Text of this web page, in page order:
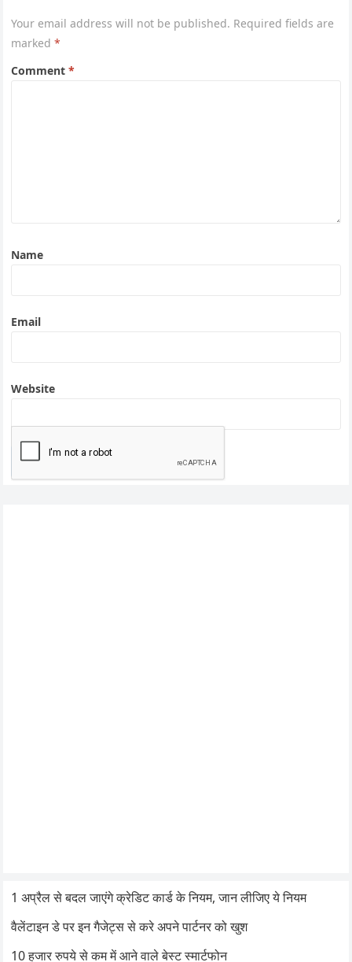
Your email address will not be published. Required fields are
marked*
Comment*
Name
Email
Website
1 अप्रैल से बदल जाएंगे क्रेडिट कार्ड के नियम, जान लीजिए ये नियम
वैलेंटाइन डे पर इन गैजेट्स से करे अपने पार्टनर को खुश
10 हजार रुपये से कम में आने वाले बेस्ट स्मार्टफोन